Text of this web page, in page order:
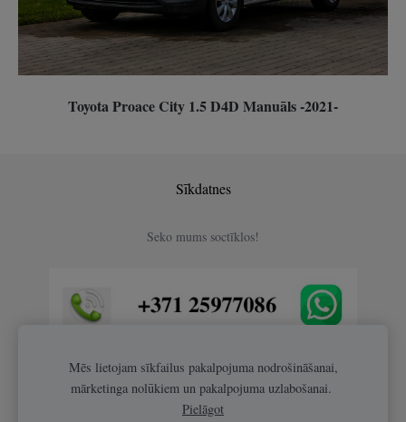
Toyota Proace City 1.5 D4D Manuāls -2021-
Sīkdatnes
Seko mums soctīklos!
Mēs lietojam sīkfailus pakalpojuma nodrošināšanai,
mārketinga nolūkiem un pakalpojuma uzlabošanai.
Pielāgot